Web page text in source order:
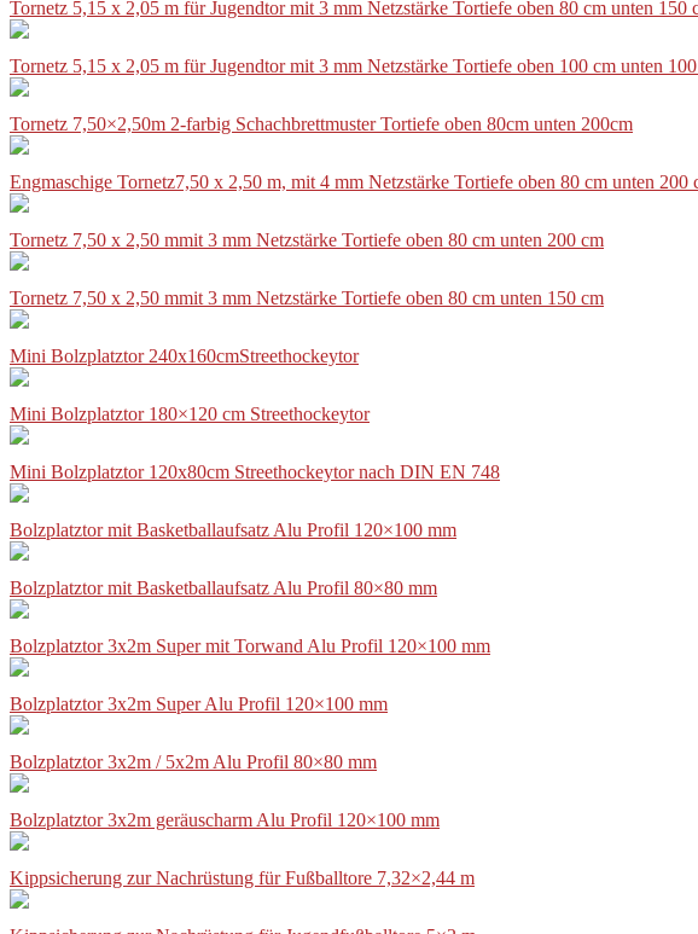
Tornetz 5,15 x 2,05 m für Jugendtor mit 3 mm Netzstärke Tortiefe oben 80 cm unten 150
Tornetz 5,15 x 2,05 m für Jugendtor mit 3 mm Netzstärke Tortiefe oben 100 cm unten
Tornetz 7,50×2,50m 2-farbig Schachbrettmuster Tortiefe oben 80cm unten 200cm
Engmaschige Tornetz7,50 x 2,50 m, mit 4 mm Netzstärke Tortiefe oben 80 cm unten 200
Tornetz 7,50 x 2,50 mmit 3 mm Netzstärke Tortiefe oben 80 cm unten 200 cm
Tornetz 7,50 x 2,50 mmit 3 mm Netzstärke Tortiefe oben 80 cm unten 150 cm
Mini Bolzplatztor 240x160cmStreethockeytor
Mini Bolzplatztor 180×120 cm Streethockeytor
Mini Bolzplatztor 120x80cm Streethockeytor nach DIN EN 748
Bolzplatztor mit Basketballaufsatz Alu Profil 120×100 mm
Bolzplatztor mit Basketballaufsatz Alu Profil 80×80 mm
Bolzplatztor 3x2m Super mit Torwand Alu Profil 120×100 mm
Bolzplatztor 3x2m Super Alu Profil 120×100 mm
Bolzplatztor 3x2m / 5x2m Alu Profil 80×80 mm
Bolzplatztor 3x2m geräuscharm Alu Profil 120×100 mm
Kippsicherung zur Nachrüstung für Fußballtore 7,32×2,44 m